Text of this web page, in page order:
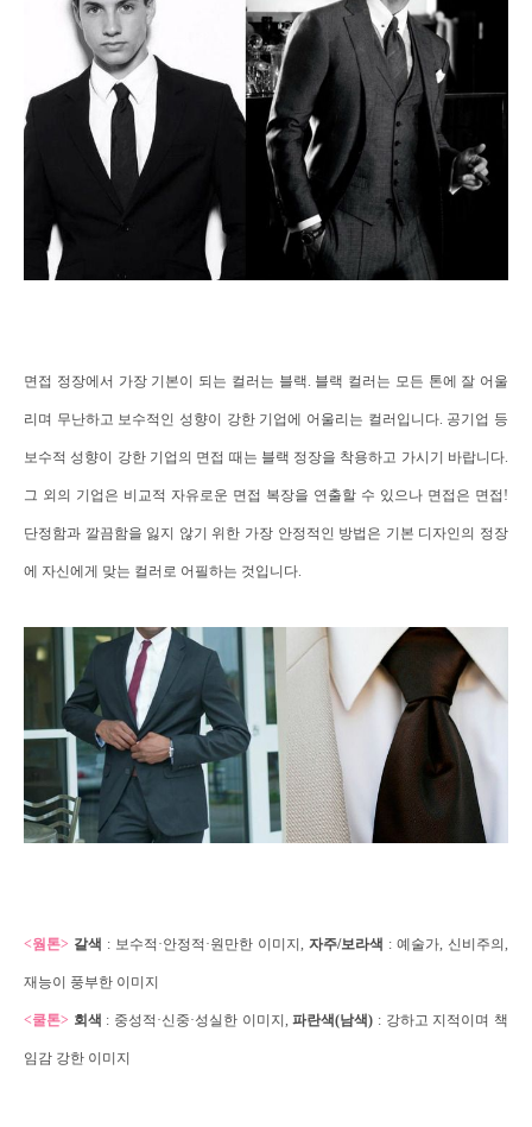
면접 정장에서 가장 기본이 되는 컬러는 블랙 블랙 컬러는 모든 톤에 잘 어울
리며 무난하고 보수적인 성향이 강한 기업에 어울리는 컬러입니다. 공기업 등
보수적 성향이 강한 기업의 면접 때는 블랙 정장을 착용하고 가시기 바랍니다
그 외의 기업은 비교적 자유로운 면접 복장을 연출할 수 있으나 면접은 면접 !
단정함과 깔끔함을 잃지 않기 위한 가장 안정적인 방법은 기본 디자인의 정장
에 자신에게 맞는 컬러로 어필하는 것입니다
<웜톤> 갈색 : 보수적·안정적·원만한 이미지 자주/보라색 : 예술가 신비주의
재능이 풍부한 이미지
<쿨톤> 회색 : 중성적·신중·성실한 이미지,파란색(남색) : 강하고 지적이며 책
임감 강한 이미지